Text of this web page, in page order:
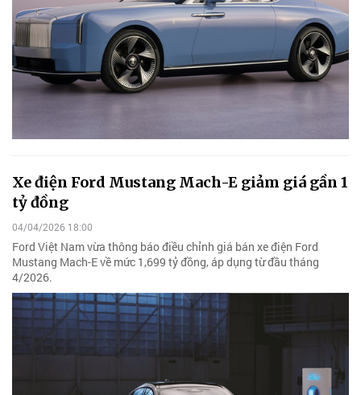
Xe điện Ford Mustang Mach-E giảm giá gần 1
tỷ đồng
04/04/2026 18:00
Ford Việt Nam vừa thông báo điều chỉnh giá bán xe điện Ford
Mustang Mach-E về mức 1,699 tỷ đồng, áp dụng từ đầu tháng
4/2026.